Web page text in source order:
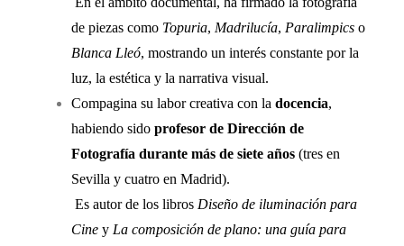
de piezas como Topuria, Madrilucía, Paralimpics o
Blanca Lleó, mostrando un interés constante por la
luz, la estética y la narrativa visual.
Compagina su labor creativa con la docencia,
habiendo sido profesor de Dirección de
Fotografía durante más de siete años (tres en
Sevilla y cuatro en Madrid).
Es autor de los libros Diseño de iluminación para
Cine y La composición de plano: una guía para